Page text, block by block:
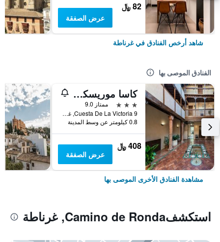
82 ﷼
عرض الصفقة
شاهد أرخص الفنادق في غرناطة
الفنادق الموصى بها
كاسا موريسكا هوتل بوتيك
3 نجوم
ممتاز 9.0
Cuesta De La Victoria 9, غرناطة, منطقة أندلوسيا, أسبانيا
0.8 كيلومتر عن وسط المدينة
408 ﷼
عرض الصفقة
مشاهدة الفنادق الأخرى الموصى بها
استكشفCamino de Ronda, غرناطة